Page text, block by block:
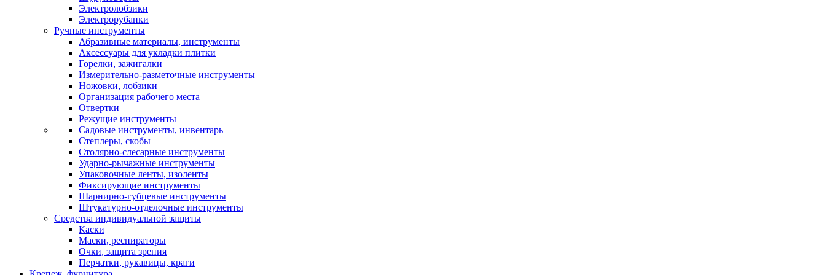
Электролобзики
Электрорубанки
Ручные инструменты
Абразивные материалы, инструменты
Аксессуары для укладки плитки
Горелки, зажигалки
Измерительно-разметочные инструменты
Ножовки, лобзики
Организация рабочего места
Отвертки
Режущие инструменты
Садовые инструменты, инвентарь
Степлеры, скобы
Столярно-слесарные инструменты
Ударно-рычажные инструменты
Упаковочные ленты, изоленты
Фиксирующие инструменты
Шарнирно-губцевые инструменты
Штукатурно-отделочные инструменты
Средства индивидуальной защиты
Каски
Маски, респираторы
Очки, защита зрения
Перчатки, рукавицы, краги